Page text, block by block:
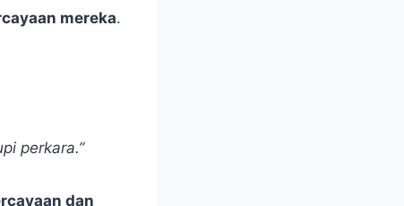
mereka.
perkara.”
dan